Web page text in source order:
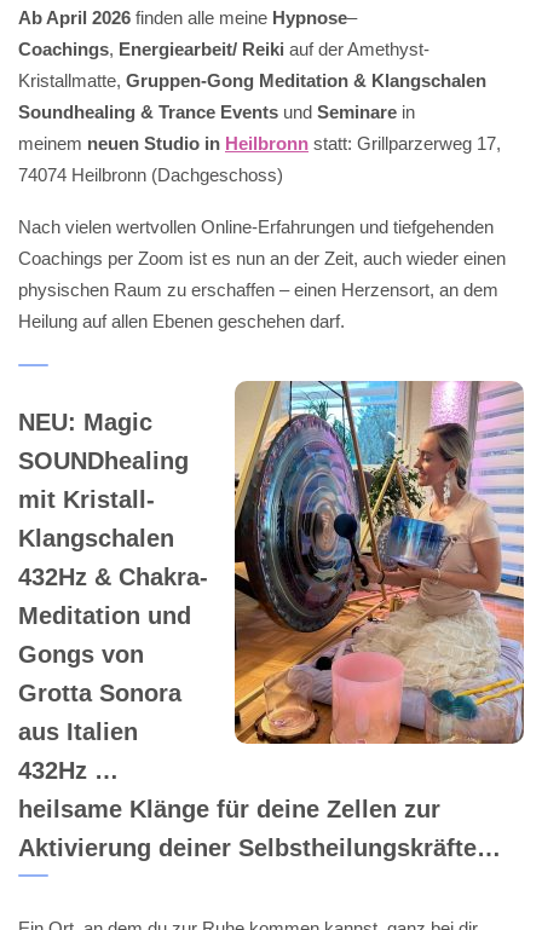
Ab April 2026 finden alle meine Hypnose–
Coachings, Energiearbeit/ Reiki auf der Amethyst-
Kristallmatte, Gruppen-Gong Meditation & Klangschalen
Soundhealing & Trance Events und Seminare in
meinem neuen Studio in Heilbronn statt: Grillparzerweg 17,
74074 Heilbronn (Dachgeschoss)
Nach vielen wertvollen Online-Erfahrungen und tiefgehenden
Coachings per Zoom ist es nun an der Zeit, auch wieder einen
physischen Raum zu erschaffen – einen Herzensort, an dem
Heilung auf allen Ebenen geschehen darf.
NEU: Magic
SOUNDhealing
mit Kristall-
Klangschalen
432Hz & Chakra-
Meditation und
Gongs von
Grotta Sonora
aus Italien
432Hz …
heilsame Klänge für deine Zellen zur
Aktivierung deiner Selbstheilungskräfte…